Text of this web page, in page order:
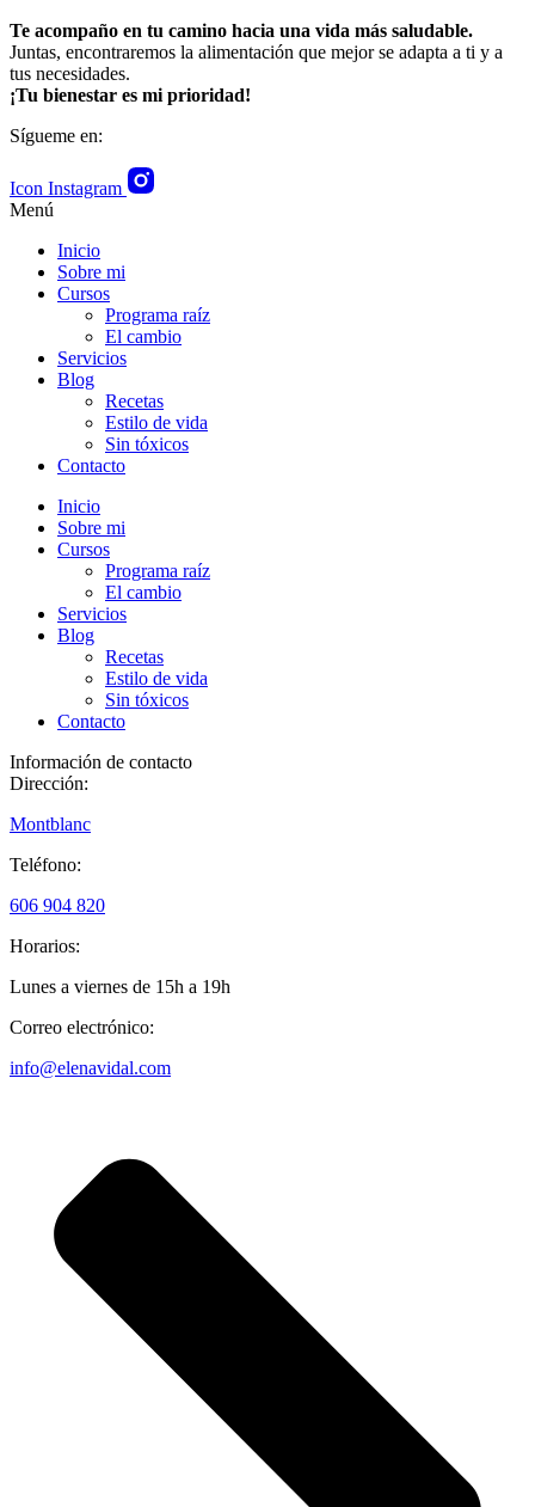
Te acompaño en tu camino hacia una vida más saludable.
Juntas, encontraremos la alimentación que mejor se adapta a ti y a
tus necesidades.
¡Tu bienestar es mi prioridad!
Sígueme en:
Icon Instagram
Menú
Inicio
Sobre mi
Cursos
Programa raíz
El cambio
Servicios
Blog
Recetas
Estilo de vida
Sin tóxicos
Contacto
Inicio
Sobre mi
Cursos
Programa raíz
El cambio
Servicios
Blog
Recetas
Estilo de vida
Sin tóxicos
Contacto
Información de contacto
Dirección:
Montblanc
Teléfono:
606 904 820
Horarios:
Lunes a viernes de 15h a 19h
Correo electrónico:
info@elenavidal.com